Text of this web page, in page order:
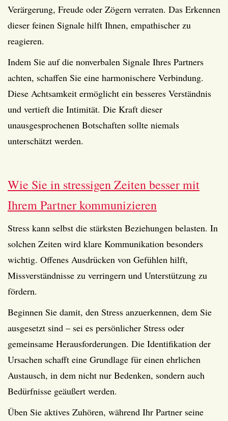
Verärgerung, Freude oder Zögern verraten. Das Erkennen
dieser feinen Signale hilft Ihnen, empathischer zu
reagieren.
Indem Sie auf die nonverbalen Signale Ihres Partners
achten, schaffen Sie eine harmonischere Verbindung.
Diese Achtsamkeit ermöglicht ein besseres Verständnis
und vertieft die Intimität. Die Kraft dieser
unausgesprochenen Botschaften sollte niemals
unterschätzt werden.
Wie Sie in stressigen Zeiten besser mit
Ihrem Partner kommunizieren
Stress kann selbst die stärksten Beziehungen belasten. In
solchen Zeiten wird klare Kommunikation besonders
wichtig. Offenes Ausdrücken von Gefühlen hilft,
Missverständnisse zu verringern und Unterstützung zu
fördern.
Beginnen Sie damit, den Stress anzuerkennen, dem Sie
ausgesetzt sind – sei es persönlicher Stress oder
gemeinsame Herausforderungen. Die Identifikation der
Ursachen schafft eine Grundlage für einen ehrlichen
Austausch, in dem nicht nur Bedenken, sondern auch
Bedürfnisse geäußert werden.
Üben Sie aktives Zuhören, während Ihr Partner seine